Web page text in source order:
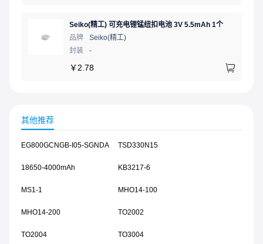
Seiko(精工) 可充电锂锰纽扣电池 3V 5.5mAh 1个
品牌
Seiko(精工)
封装
-
￥2.78
其他推荐
EG800GCNGB-I05-SGNDA TSD330N15
18650-4000mAh KB3217-6
MS1-1 MHO14-100
MHO14-200 TO2002
TO2004 TO3004